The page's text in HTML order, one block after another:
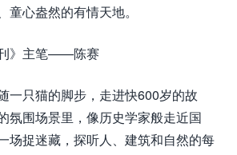
心盎然的有情天地。
刊》主笔——陈赛
一只猫的脚步，走进快600岁的故
氛围场景里，像历史学家般走近国
场捉迷藏，探听人、建筑和自然的每